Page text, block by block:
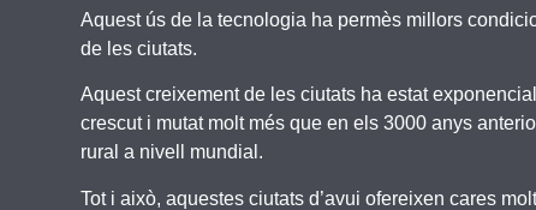
Aquest ús de la tecnologia ha permès millors
de les ciutats.
Aquest creixement de les ciutats ha estat
crescut i mutat molt més que en els 3000 anys
rural a nivell mundial.
Tot i això, aquestes ciutats d’avui ofereixen cares